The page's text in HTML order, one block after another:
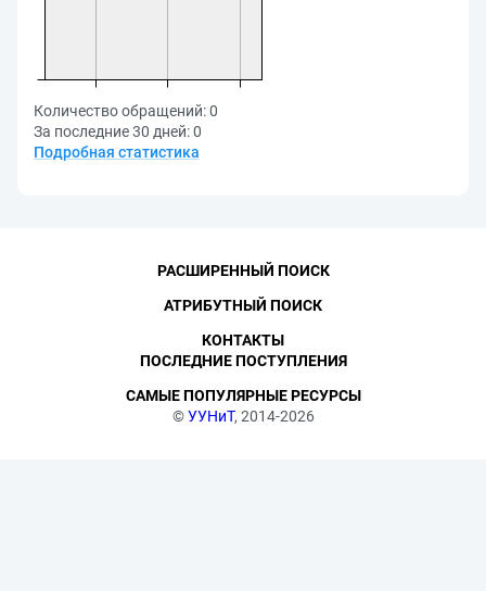
Количество обращений:0
За последние 30 дней:0
Подробная статистика
©УУНиТ, 2014-2026
РАСШИРЕННЫЙ ПОИСК
АТРИБУТНЫЙ ПОИСК
КОНТАКТЫ
ПОСЛЕДНИЕ ПОСТУПЛЕНИЯ
САМЫЕ ПОПУЛЯРНЫЕ РЕСУРСЫ